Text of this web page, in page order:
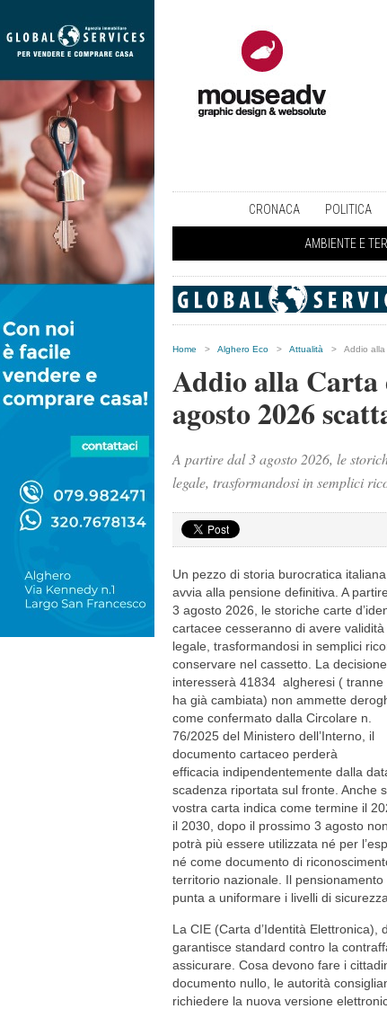
CRONACA POLITICA
AMBIENTE E
Home > Alghero Eco > Attualità > Addio alla
Addio alla Carta
agosto 2026
A partire dal 3 agosto 2026, le
legale, trasformandosi in semplici
Un pezzo di storia burocratica
avvia alla pensione definitiva. A
3 agosto 2026, le storiche carte
cartacee cesseranno di avere validità
legale, trasformandosi in semplici
conservare nel cassetto. La
interesserà 41834 algheresi ( tranne
ha già cambiata) non ammette
come confermato dalla Circolare n.
76/2025 del Ministero dell’Interno, il
documento cartaceo perderà
efficacia indipendentemente dalla
scadenza riportata sul fronte. Anche
vostra carta indica come termine il
il 2030, dopo il prossimo 3 agosto non
potrà più essere utilizzata né per
né come documento di
territorio nazionale. Il
punta a uniformare i livelli di
La CIE (Carta d’Identità Elettronica),
garantisce standard contro la
assicurare. Cosa devono fare i
documento nullo, le autorità
richiedere la nuova versione